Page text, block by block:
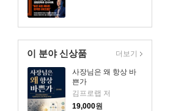
이 분야 신상품
사장님은 왜 항상 바
쁜가
김프로랩 저
19,000원
더보기